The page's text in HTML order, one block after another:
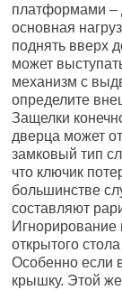
платформами –
основная
поднять вверх
может
механизм с
определите
Защелки
дверца может
замковый тип
что ключик
большинстве
составляют
Игнорирование
открытого
Особенно если
крышку. Этой